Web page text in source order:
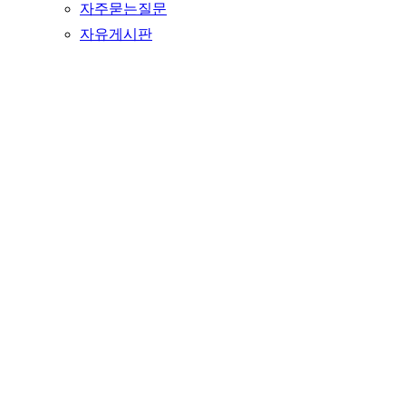
자주묻는질문
자유게시판